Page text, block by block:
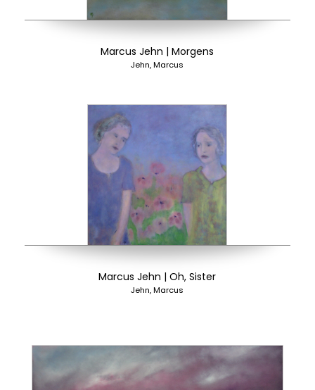
Marcus Jehn | Morgens
Jehn, Marcus
Marcus Jehn | Oh, Sister
Jehn, Marcus